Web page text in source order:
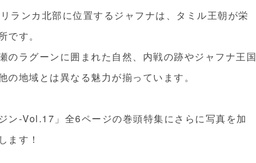
ランカ北部に位置するジャフナは、タミル王朝が栄
す。
のラグーンに囲まれた自然、内戦の跡やジャフナ王国
地域とは異なる魅力が揃っています。
ン-Vol.17」全6ページの巻頭特集にさらに写真を加
ます！